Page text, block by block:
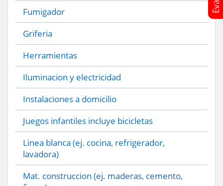
Fumigador
Griferia
Herramientas
Iluminacion y electricidad
Instalaciones a domicilio
Juegos infantiles incluye bicicletas
Linea blanca (ej. cocina, refrigerador,
lavadora)
Mat. construccion (ej. maderas, cemento,